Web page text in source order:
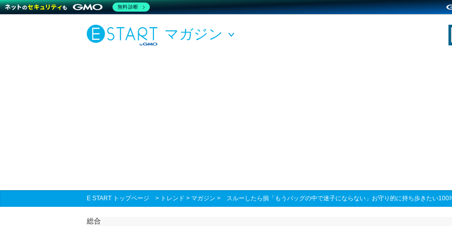
マガジン
E START トップページ > トレンド > マガジン > スルーしたら損「もうバッグの中で迷子にならない」お守り的に持ち歩きたい100
総合
無料診断